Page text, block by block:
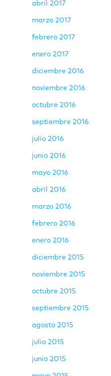
abril 2017
marzo 2017
febrero 2017
enero 2017
diciembre 2016
noviembre 2016
octubre 2016
septiembre 2016
julio 2016
junio 2016
mayo 2016
abril 2016
marzo 2016
febrero 2016
enero 2016
diciembre 2015
noviembre 2015
octubre 2015
septiembre 2015
agosto 2015
julio 2015
junio 2015